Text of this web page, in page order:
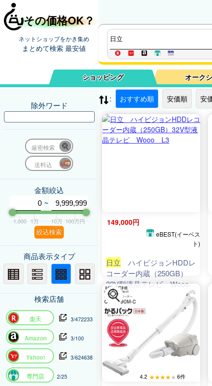
その価格OK？
ネットショップをかき集め
まとめて検索 最安値
ショッピング オーク
除外ワード
厳密検索
送料込
金額絞込
~
1,000 1万 10万 100万円
絞込検索
商品表示タイプ
検索店舗
楽天 3/472233
Amazon 3/100
Yahoo! 3/624638
専門店 2/25
: おすすめ順 安価順 安
149,000円
eBEST(イーベス
ト)
日立 ハイビジョンHDDレ
コーダー内蔵（250GB）
32V型液晶テレビ Wooo
L3
4.2 6件